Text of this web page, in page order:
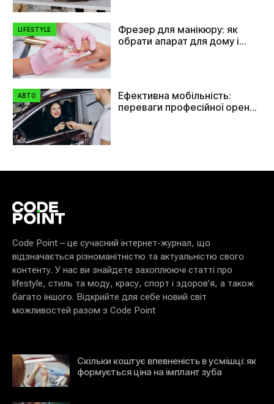
LIFESTYLE
Фрезер для манікюру: як
обрати апарат для дому і
АВТО
Ефективна мобільність:
переваги професійної оренди
Code Point – це сучасний інтернет-журнал, що
відзначається різноманітністю та актуальністю свого
контенту. У нас ви знайдете захоплюючі статті про
lifestyle, стиль та моду, красу, спорт і здоров’я, а також
багато іншого. Відкрийте для себе новий світ
можливостей разом з Code Point
Скільки коштує впевненість в усмішці: як
формується ціна на імплант зуба